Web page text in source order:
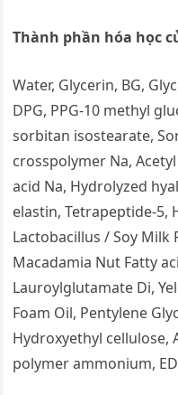
Thành phần hóa học
Water, Glycerin, BG,
DPG, PPG-10 methyl
sorbitan isostearate,
crosspolymer Na,
acid Na, Hydrolyzed
elastin, Tetrapeptide-5,
Lactobacillus / Soy Milk
Macadamia Nut Fatty
Lauroylglutamate Di,
Foam Oil, Pentylene
Hydroxyethyl cellulose,
polymer ammonium,